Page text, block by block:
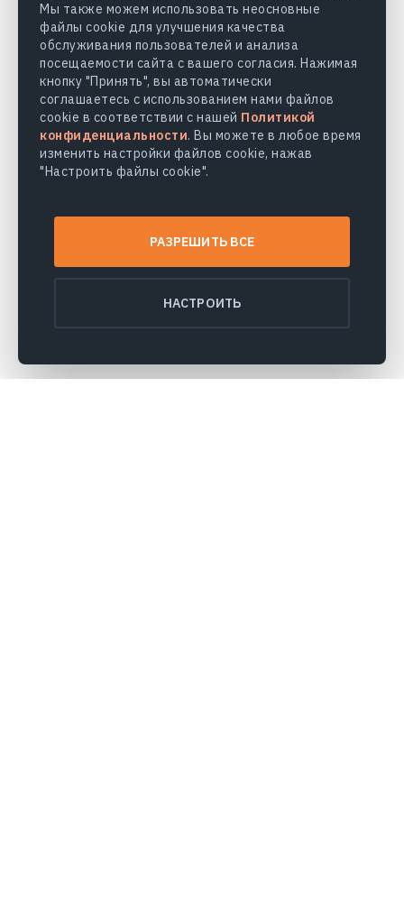
Мы также можем использовать неосновные
файлы cookie для улучшения качества
обслуживания пользователей и анализа
посещаемости сайта с вашего согласия. Нажимая
кнопку "Принять", вы автоматически
соглашаетесь с использованием нами файлов
cookie в соответствии с нашей Политикой
конфиденциальности. Вы можете в любое время
изменить настройки файлов cookie, нажав
"Настроить файлы cookie".
РАЗРЕШИТЬ ВСЕ
НАСТРОИТЬ